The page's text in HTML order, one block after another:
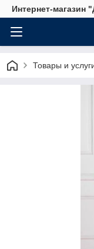
Интернет-
Товары и